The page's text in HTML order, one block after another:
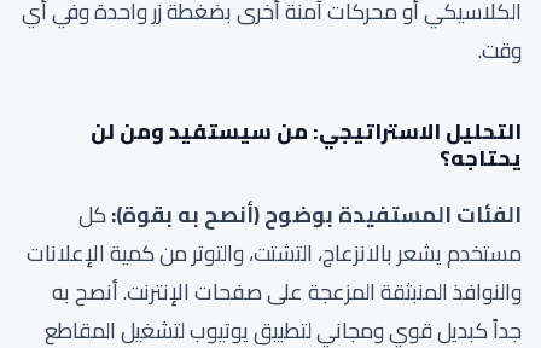
الكلاسيكي أو محركات آمنة أخرى بضغطة زر واحدة وفي أي
وقت.
التحليل الاستراتيجي: من سيستفيد ومن لن
يحتاجه؟
الفئات المستفيدة بوضوح (أنصح به بقوة):كل
مستخدم يشعر بالانزعاج، التشتت، والتوتر من كمية الإعلانات
والنوافذ المنبثقة المزعجة على صفحات الإنترنت. أنصح به
جداً كبديل قوي ومجاني لتطبيق يوتيوب لتشغيل المقاطع